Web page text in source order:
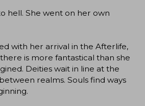
hell. She went on her own
with her arrival in the Afterlife,
is more fantastical than she
Deities wait in line at the
realms. Souls find ways